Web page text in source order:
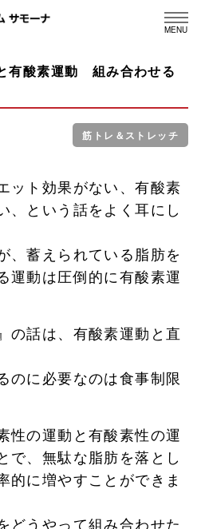
MENU
有酸素運動 組み合わせる
筋トレ＆ストレッチ
ット効果がない、有酸素
、という話をよく耳にし
、蓄えられている脂肪を
運動は圧倒的に有酸素運
の話は、有酸素運動と直
のに必要なのは食事制限
性の運動と有酸素性の運
で、無駄な脂肪を落とし
的に増やすことができま
どうやって組み合わせた